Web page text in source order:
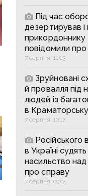
Під час
дезертирував
прикордоннику
повідомили про
7 серпня, 11:03
Зруйновані
й провалля під
людей із
в Краматорську
7 серпня, 10:17
Російського
в Україні
насильство
про справу
7 серпня, 09:05